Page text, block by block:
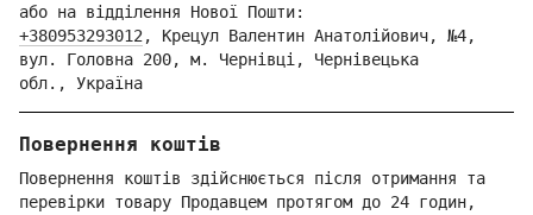
або на відділення Нової Пошти:
+380953293012, Крецул Валентин Анатолійович, №4,
вул. Головна 200, м. Чернівці, Чернівецька
обл., Україна
Повернення коштів
Повернення коштів здійснюється після отримання та
перевірки товару Продавцем протягом до 24 годин,